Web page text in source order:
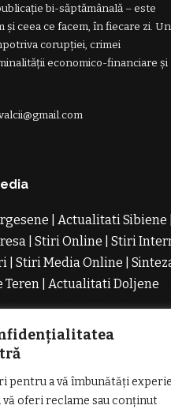
pentru a vă îmbunătăți
vă oferi reclame sau conținut
bi-săptămânală – este
și ceea ce facem, în fiecare zi. Un
corupției, crimei
economico-financiare și
Actualitati Sibiene
Stiri Online Stiri
Stiri Media Online
Teren Actualitati Doljene
RevelionRochii de Banchet
Magazin de Rochii
de Seara